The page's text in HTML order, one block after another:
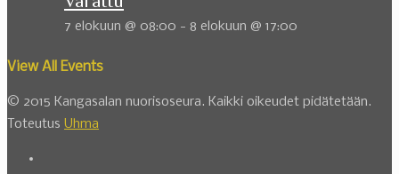
7 elokuun @ 08:00 - 8 elokuun @ 17:00
View All Events
© 2015 Kangasalan nuorisoseura. Kaikki oikeudet pidätetään.
Toteutus Uhma